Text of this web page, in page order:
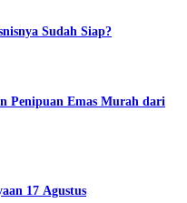
Sudah Siap?
Penipuan Emas Murah dari
17 Agustus